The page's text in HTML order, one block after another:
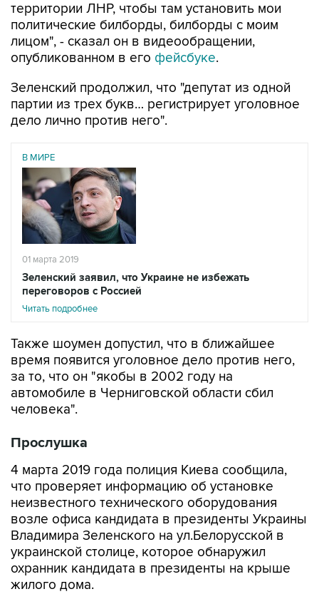
территории ЛНР, чтобы там установить мои
политические билборды, билборды с моим
лицом", - сказал он в видеообращении,
опубликованном в его фейсбуке.
Зеленский продолжил, что "депутат из одной
партии из трех букв… регистрирует уголовное
дело лично против него".
В МИРЕ
01 марта 2019
Зеленский заявил, что Украине не избежать
переговоров с Россией
Читать подробнее
Также шоумен допустил, что в ближайшее
время появится уголовное дело против него,
за то, что он "якобы в 2002 году на
автомобиле в Черниговской области сбил
человека".
Прослушка
4 марта 2019 года полиция Киева сообщила,
что проверяет информацию об установке
неизвестного технического оборудования
возле офиса кандидата в президенты Украины
Владимира Зеленского на ул.Белорусской в
украинской столице, которое обнаружил
охранник кандидата в президенты на крыше
жилого дома.